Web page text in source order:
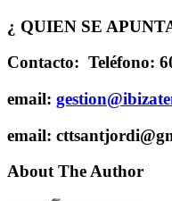
¿ QUIEN SE
Contacto: Teléfono:
email:
email:
About The Author